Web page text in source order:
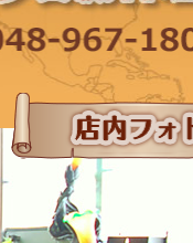
店内フォト